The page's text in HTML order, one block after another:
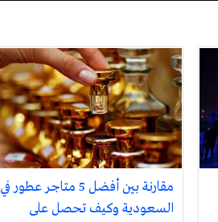
مقارنة بين أفضل 5 متاجر عطور في
السعودية وكيف تحصل على